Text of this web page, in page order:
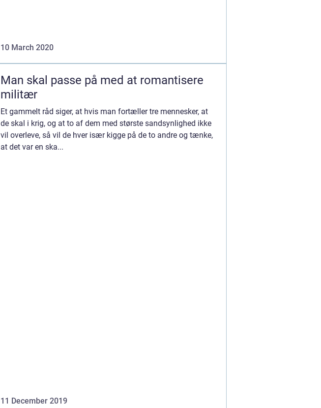
10 March 2020
Man skal passe på med at romantisere
militær
Et gammelt råd siger, at hvis man fortæller tre mennesker, at
de skal i krig, og at to af dem med største sandsynlighed ikke
vil overleve, så vil de hver især kigge på de to andre og tænke,
at det var en ska...
11 December 2019